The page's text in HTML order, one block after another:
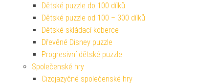
Dětské puzzle do 100 dílků
Dětské puzzle od 100 – 300 dílků
Dětské skládací koberce
Dřevěné Disney puzzle
Progresivní dětské puzzle
Společenské hry
Cizojazyčné společenské hry